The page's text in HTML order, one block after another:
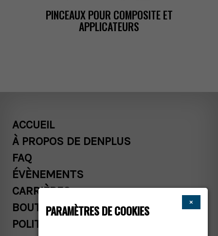
PINCEAUXPOURCOMPOSITEET
APPLICATEURS
ACCUEIL
ÀPROPOSDEDENPLUS
FAQ
ÉVÈNEMENTS
CARRIÈRES
BOUTIQUE
POLITIQUESCOMMERCIALES
×
PARAMÈTRESDECOOKIES